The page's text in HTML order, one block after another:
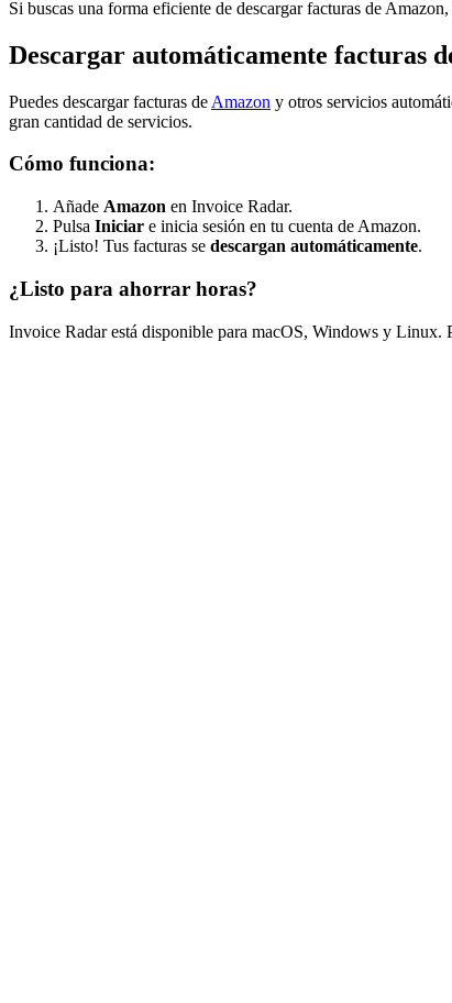
Si buscas una forma eficiente de descargar facturas de
Descargar automáticamente facturas
Puedes descargar facturas de Amazon y otros servicios
gran cantidad de servicios.
Cómo funciona:
Añade Amazon en Invoice Radar.
Pulsa Iniciar e inicia sesión en tu cuenta de Amazon.
¡Listo! Tus facturas se descargan automáticamente.
¿Listo para ahorrar horas?
Invoice Radar está disponible para macOS, Windows y Linux.